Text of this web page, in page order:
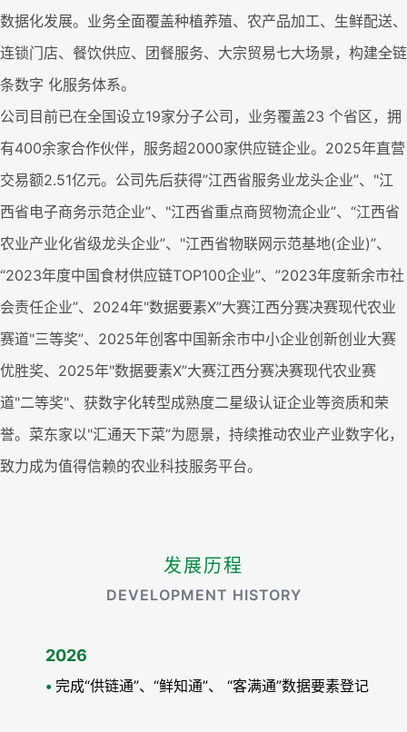
数据化发展。业务全面覆盖种植养殖、农产品加工、生鲜配送、
连锁门店、餐饮供应、团餐服务、大宗贸易七大场景，构建全链
条数字 化服务体系。
公司目前已在全国设立19家分子公司，业务覆盖23 个省区，拥
有400余家合作伙伴，服务超2000家供应链企业。2025年直营
交易额2.51亿元。公司先后获得”江西省服务业龙头企业”、"江
西省电子商务示范企业”、"江西省重点商贸物流企业”、“江西省
农业产业化省级龙头企业”、"江西省物联网示范基地(企业)”、
“2023年度中国食材供应链TOP100企业”、”2023年度新余市社
会责任企业”、2024年"数据要素X”大赛江西分赛决赛现代农业
赛道"三等奖”、2025年创客中国新余市中小企业创新创业大赛
优胜奖、2025年"数据要素X”大赛江西分赛决赛现代农业赛
道"二等奖"、获数字化转型成熟度二星级认证企业等资质和荣
誉。菜东家以"汇通天下菜”为愿景，持续推动农业产业数字化，
致力成为值得信赖的农业科技服务平台。
发展历程
DEVELOPMENT HISTORY
2026
完成“供链通”、“鲜知通”、 “客满通”数据要素登记